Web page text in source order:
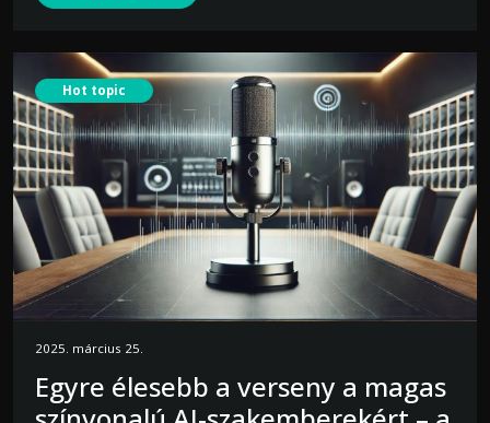
Hot topic
2025. március 25.
Egyre élesebb a verseny a magas